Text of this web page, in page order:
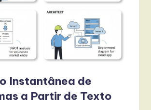
Instantânea de
a Partir de Texto